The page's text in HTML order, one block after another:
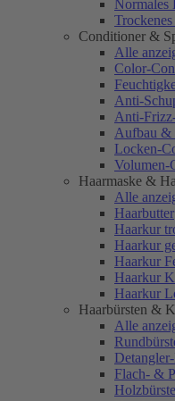
Normales
Conditioner &
Alle
Color-
Anti-
Anti-
Aufbau &
Locken-
Volumen-
Haarmaske &
Alle
Haarbutter
Haarkur
Haarkur
Haarkur
Haarkur
Haarkur
Haarbürsten &
Alle
Flach- &